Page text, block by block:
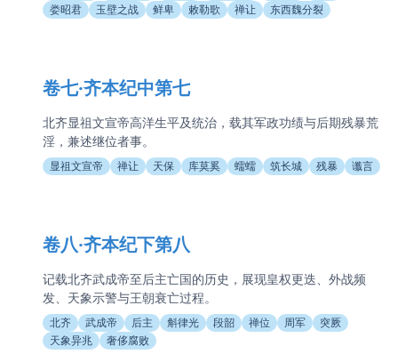
娄昭君
玉壁之战 鲜卑 敕勒歌 禅让 东西魏分裂
卷七·齐本纪中第七
北齐显祖文宣帝高洋生平及统治，载其军政功绩与后期残暴荒
淫，兼述继位者事。
显祖文宣帝 禅让 天保 库莫奚 蠕蠕 筑长城 残暴 谶言
卷八·齐本纪下第八
记载北齐武成帝至后主亡国的历史，展现皇权更迭、外战频
发、天象示警与王朝衰亡过程。
北齐 武成帝 后主 斛律光 段韶 禅位 周军
突厥
天象异兆
奢侈腐败